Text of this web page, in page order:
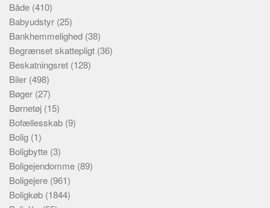
Både (410)
Babyudstyr (25)
Bankhemmelighed (38)
Begrænset skattepligt (36)
Beskatningsret (128)
Biler (498)
Bøger (27)
Børnetøj (15)
Bofællesskab (9)
Bolig (1)
Boligbytte (3)
Boligejendomme (89)
Boligejere (961)
Boligkøb (1844)